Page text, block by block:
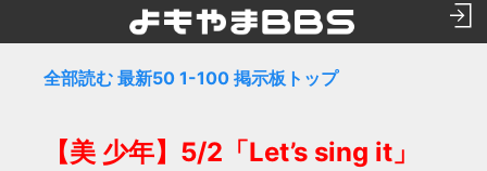
全部読む 最新50 1-100 掲示板トップ
【美 少年】5/2「Let’s sing it」